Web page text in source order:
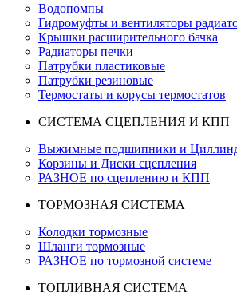
Водопомпы
Гидромуфты и вентиляторы
Крышки расширительного бачка
Радиаторы печки
Патрубки пластиковые
Патрубки резиновые
Термостаты и корусы термостатов
СИСТЕМА СЦЕПЛЕНИЯ И КПП
Выжимные подшипники и
Корзины и Диски сцепления
РАЗНОЕ по сцеплению и КПП
ТОРМОЗНАЯ СИСТЕМА
Колодки тормозные
Шланги тормозные
РАЗНОЕ по тормозной системе
ТОПЛИВНАЯ СИСТЕМА